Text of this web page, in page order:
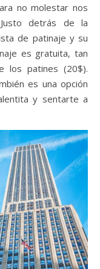
no molestar nos
detrás de la
de patinaje y su
es gratuita, tan
los patines (20$).
es una opción
y sentarte a